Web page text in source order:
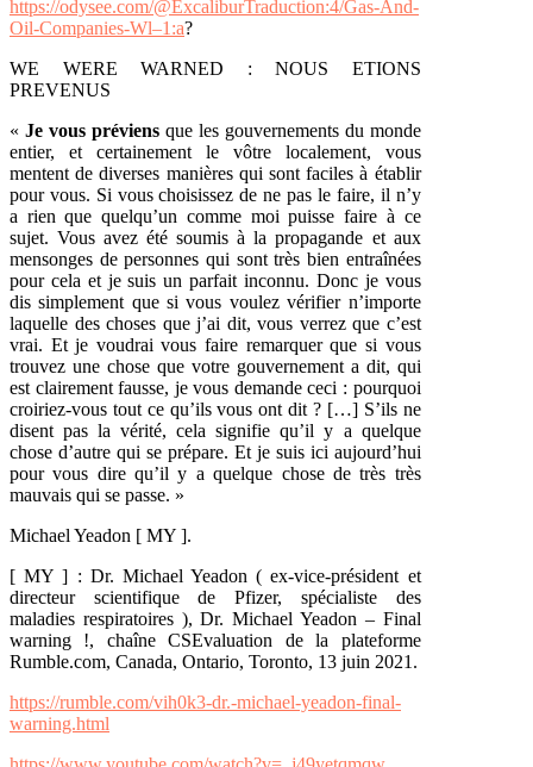
https://odysee.com/@ExcaliburTraduction:4/Gas-And-
Oil-Companies-Wl–1:a?
WE WERE WARNED : NOUS ETIONS
PREVENUS
« Je vous préviensque les gouvernements du monde
entier, et certainement le vôtre localement, vous
mentent de diverses manières qui sont faciles à établir
pour vous. Si vous choisissez de ne pas le faire, il n’y
a rien que quelqu’un comme moi puisse faire à ce
sujet. Vous avez été soumis à la propagande et aux
mensonges de personnes qui sont très bien entraînées
pour cela et je suis un parfait inconnu. Donc je vous
dis simplement que si vous voulez vérifier n’importe
laquelle des choses que j’ai dit, vous verrez que c’est
vrai. Et je voudrai vous faire remarquer que si vous
trouvez une chose que votre gouvernement a dit, qui
est clairement fausse, je vous demande ceci : pourquoi
croiriez-vous tout ce qu’ils vous ont dit ? […] S’ils ne
disent pas la vérité, cela signifie qu’il y a quelque
chose d’autre qui se prépare. Et je suis ici aujourd’hui
pour vous dire qu’il y a quelque chose de très très
mauvais qui se passe. »
Michael Yeadon [ MY ].
[ MY ] : Dr. Michael Yeadon ( ex-vice-président et
directeur scientifique de Pfizer, spécialiste des
maladies respiratoires ), Dr. Michael Yeadon – Final
warning !, chaîne CSEvaluation de la plateforme
Rumble.com, Canada, Ontario, Toronto, 13 juin 2021.
https://rumble.com/vih0k3-dr.-michael-yeadon-final-
warning.html